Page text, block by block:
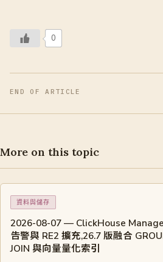
0
END OF ARTICLE
More on this topic
資料與儲存
2026-08-07 — ClickHouse
告警與 RE2 擴充,26.7 版融合
JOIN 與向量量化索引